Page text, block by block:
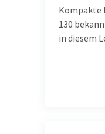
Kompakte
130
in diesem